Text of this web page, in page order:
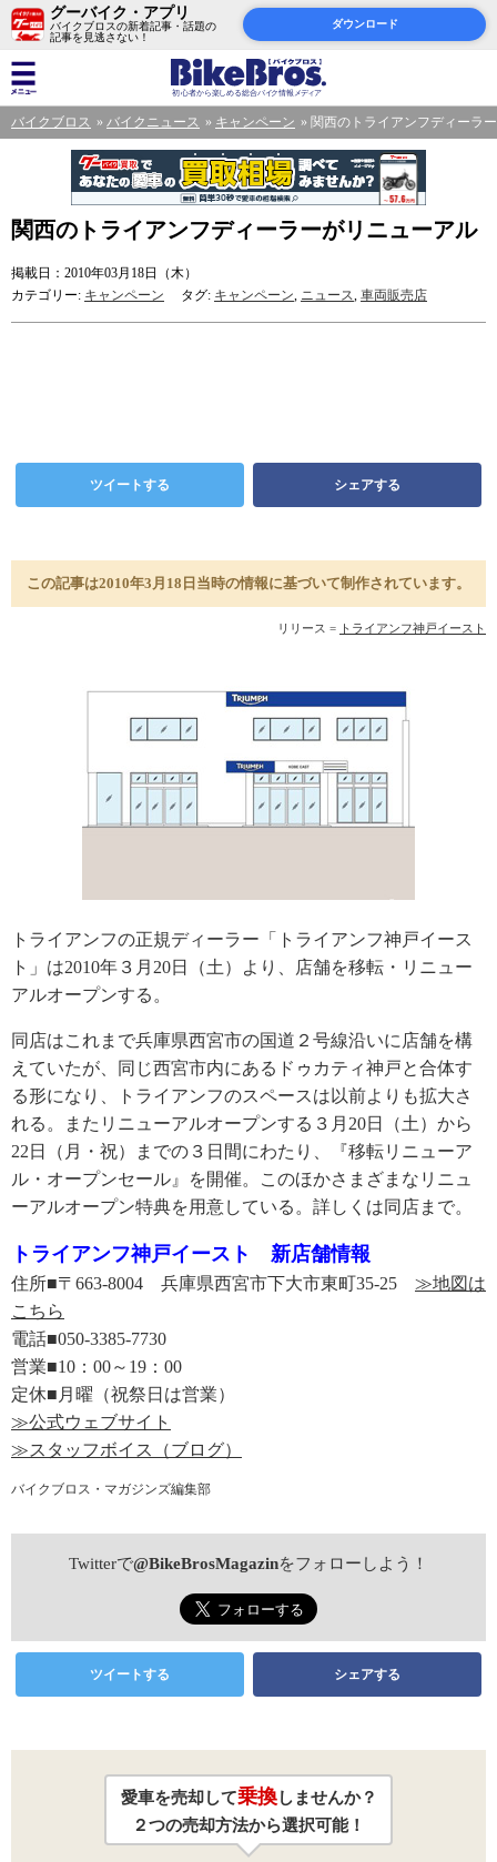
グーバイク・アプリ
バイクブロスの新着記事・話題の
記事を見逃さない！
ダウンロード
バイクブロス バイクニュース キャンペーン 関西のトライアンフディーラ
関西のトライアンフディーラーがリニューアル
掲載日：2010年03月18日（木）
カテゴリー: キャンペーン タグ: キャンペーン, ニュース, 車両販売店
ツイートする シェアする
この記事は2010年3月18日当時の情報に基づいて制作されています。
リリース = トライアンフ神戸イースト
トライアンフの正規ディーラー「トライアンフ神戸イース
ト」は2010年３月20日（土）より、店舗を移転・リニュー
アルオープンする。
同店はこれまで兵庫県西宮市の国道２号線沿いに店舗を構
えていたが、同じ西宮市内にあるドゥカティ神戸と合体す
る形になり、トライアンフのスペースは以前よりも拡大さ
れる。またリニューアルオープンする３月20日（土）から
22日（月・祝）までの３日間にわたり、『移転リニューア
ル・オープンセール』を開催。このほかさまざまなリニュ
ーアルオープン特典を用意している。詳しくは同店まで。
トライアンフ神戸イースト 新店舗情報
住所■〒663-8004 兵庫県西宮市下大市東町35-25 ≫地図は
こちら
電話■050-3385-7730
営業■10：00～19：00
定休■月曜（祝祭日は営業）
≫公式ウェブサイト
≫スタッフボイス（ブログ）
バイクブロス・マガジンズ編集部
Twitterで@BikeBrosMagazinをフォローしよう！
ツイートする シェアする
愛車を売却して乗換しませんか？
２つの売却方法から選択可能！